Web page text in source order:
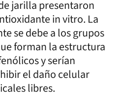
jarilla presentaron
in vitro. La
se debe a los grupos
forman la estructura
y serían
el daño celular
libres.